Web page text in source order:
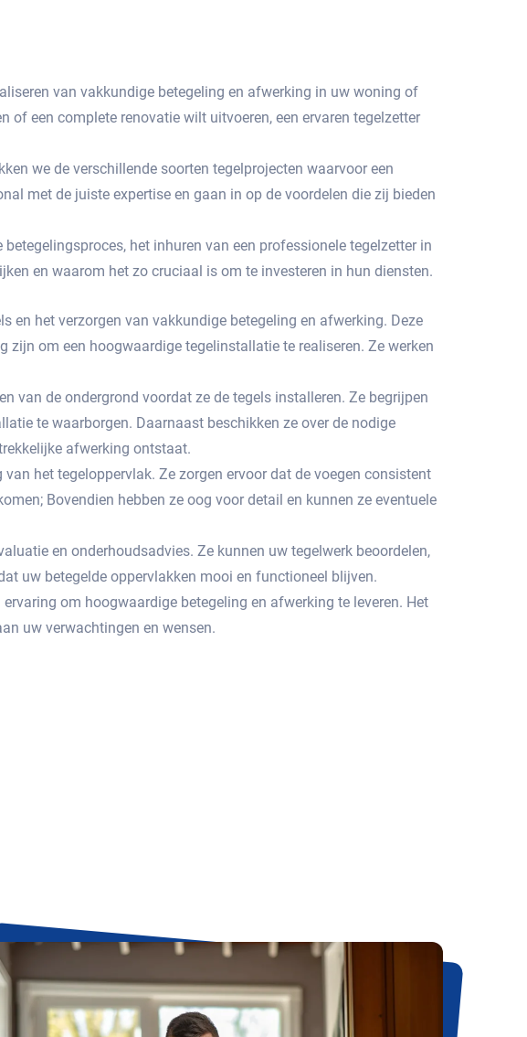
van vakkundige betegeling en afwerking in uw woning of
een complete renovatie wilt uitvoeren, een ervaren tegelzetter
we de verschillende soorten tegelprojecten waarvoor een
met de juiste expertise en gaan in op de voordelen die zij bieden
het inhuren van een professionele tegelzetter in
en waarom het zo cruciaal is om te investeren in hun diensten.​
en het verzorgen van vakkundige betegeling en afwerking. Deze
om een hoogwaardige tegelinstallatie te realiseren.​ Ze werken
van de ondergrond voordat ze de tegels installeren.​ Ze begrijpen
te waarborgen.​ Daarnaast beschikken ze over de nodige
afwerking ontstaat.​
het tegeloppervlak.​ Ze zorgen ervoor dat de voegen consistent
Bovendien hebben ze oog voor detail en kunnen ze eventuele
en onderhoudsadvies. Ze kunnen uw tegelwerk beoordelen,
uw betegelde oppervlakken mooi en functioneel blijven.
om hoogwaardige betegeling en afwerking te leveren.​ Het
uw verwachtingen en wensen.​